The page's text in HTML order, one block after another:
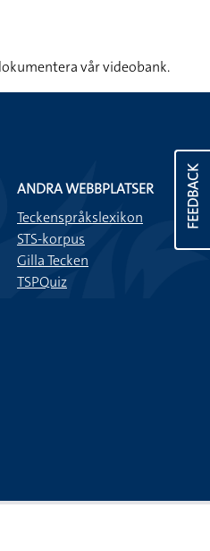
FEEDBACK
vår videobank.
ANDRA WEBBPLATSER
Teckenspråkslexikon
STS-korpus
Gilla Tecken
TSPQuiz